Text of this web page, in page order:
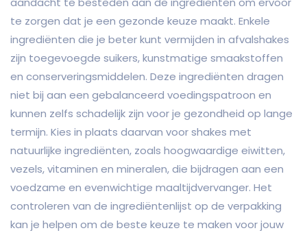
te zorgen dat je een gezonde keuze maakt. Enkele
ingrediënten die je beter kunt vermijden in afvalshakes
zijn toegevoegde suikers, kunstmatige smaakstoffen
en conserveringsmiddelen. Deze ingrediënten dragen
niet bij aan een gebalanceerd voedingspatroon en
kunnen zelfs schadelijk zijn voor je gezondheid op lange
termijn. Kies in plaats daarvan voor shakes met
natuurlijke ingrediënten, zoals hoogwaardige eiwitten,
vezels, vitaminen en mineralen, die bijdragen aan een
voedzame en evenwichtige maaltijdvervanger. Het
controleren van de ingrediëntenlijst op de verpakking
kan je helpen om de beste keuze te maken voor jouw